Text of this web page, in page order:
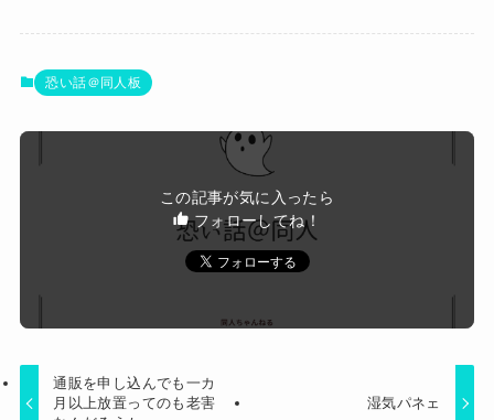
【悲報】女性配信者「アスペの検査してみた…み
【画像】ハンターハンターさん、ガチで最強の新
【画像】坂口杏里、逃走してウ●カスまで晒され
Powered by livedoor 相互RSS
恐い話＠同人板
この記事が気に入ったら
フォローしてね！
通販を申し込んでも一カ
月以上放置ってのも老害
湿気パネェ